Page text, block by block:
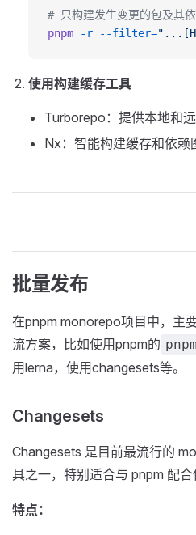
# 只构建发生变更的包及其
pnpm -r --filter=
使用构建缓存工具
Turborepo：提供本地和
Nx：智能构建缓存和依赖
批量发布
在pnpm monorepo项目中，主
流方案，比如使用pnpm的
用lerna，使用changesets等。
Changesets
Changesets 是目前最流行的
具之一，特别适合与 pnpm 配合
特点：